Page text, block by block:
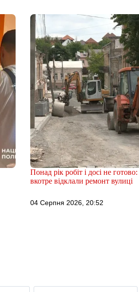
Понад рік робіт і досі не
вкотре відклали ремонт вулиці
04 Серпня 2026, 20:52